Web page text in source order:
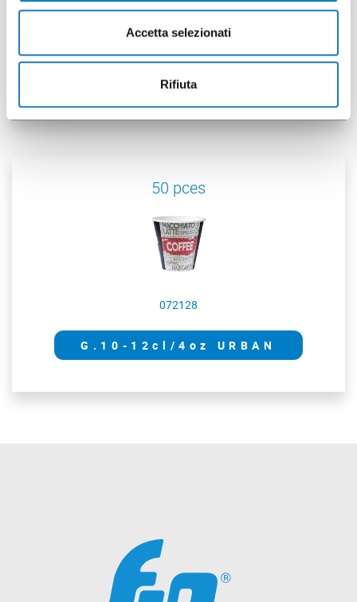
Accetta selezionati
Rifiuta
007402103
50 pces
072128
G.10-12cl/4oz URBAN